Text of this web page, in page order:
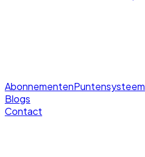
AbonnementenPuntensysteem
Blogs
Contact